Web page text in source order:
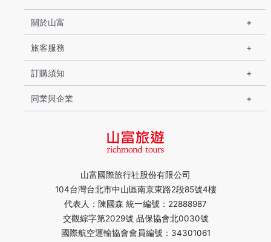
山富國際旅行社股份有限公司
104台灣台北市中山區南京東路2段85號4樓
代表人：陳國森 統一編號：22888987
交觀綜字第2029號 品保協會北0030號
國際航空運輸協會會員編號：34301061
關於山富
旅客服務
訂購須知
同業與企業